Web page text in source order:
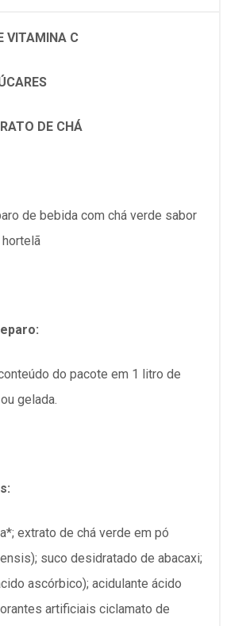
VITAMINA C
DE CHÁ
de bebida com chá verde sabor
do pacote em 1 litro de
gelada.
extrato de chá verde em pó
suco desidratado de abacaxi;
ascórbico); acidulante ácido
artificiais ciclamato de